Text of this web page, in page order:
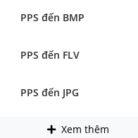
PPS đến BMP
PPS đến FLV
PPS đến JPG
Xem thêm